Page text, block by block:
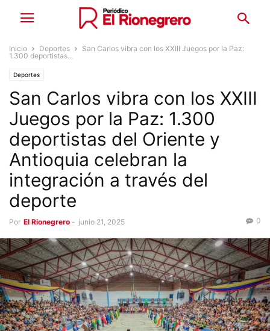
Inicio Deportes
San Carlos vibra con los XXIII Juegos por la Paz:
1.300 deportistas...
Deportes
San Carlos vibra con los XXIII
Juegos por la Paz: 1.300
deportistas del Oriente y
Antioquia celebran la
integración a través del
deporte
Por El Rionegrero - junio 21, 2025 0